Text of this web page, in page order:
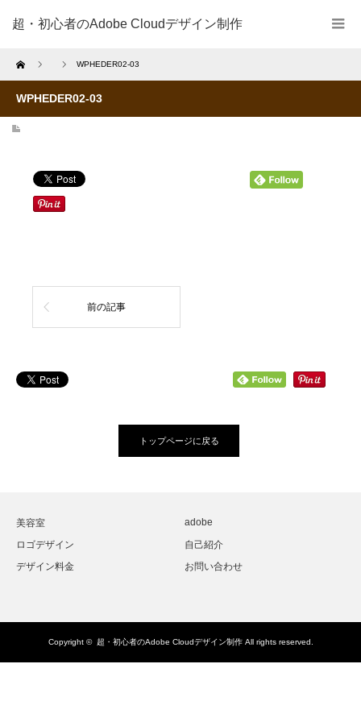
超・初心者のAdobe Cloudデザイン制作
Home WPHEDER02-03
WPHEDER02-03
前の記事
トップページに戻る
美容室
adobe
ロゴデザイン
自己紹介
デザイン料金
お問い合わせ
Copyright © 超・初心者のAdobe Cloudデザイン制作All rights reserved.